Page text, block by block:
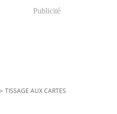
Publicité
> TISSAGE AUX CARTES